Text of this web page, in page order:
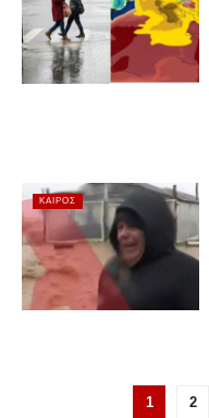
ΚΑΙΡΌΣ
1 2